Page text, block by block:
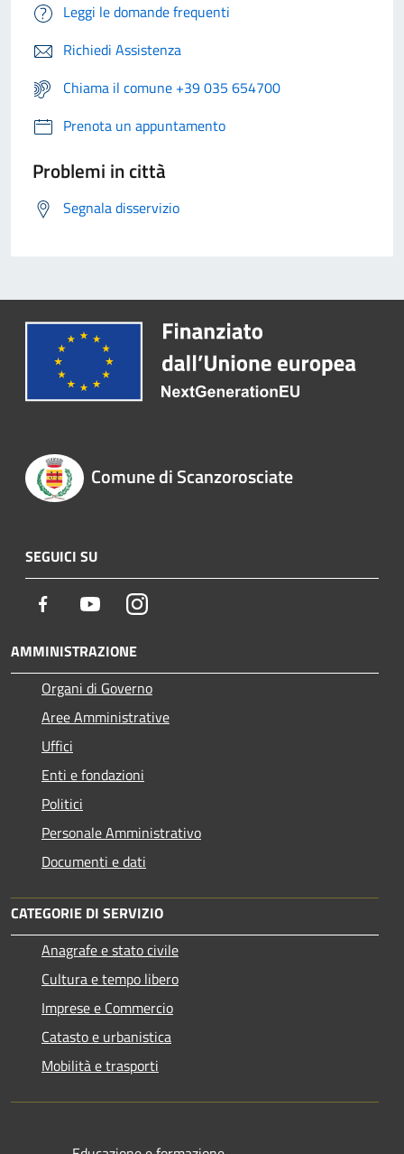
Leggi le domande frequenti
Richiedi Assistenza
Chiama il comune +39 035 654700
Prenota un appuntamento
Problemi in città
Segnala disservizio
Comune di Scanzorosciate
SEGUICI SU
Facebook YoutubeInstagram
AMMINISTRAZIONE
Organi di Governo
Aree Amministrative
Uffici
Enti e fondazioni
Politici
Personale Amministrativo
Documenti e dati
CATEGORIE DI SERVIZIO
Anagrafe e stato civile
Cultura e tempo libero
Imprese e Commercio
Catasto e urbanistica
Mobilità e trasporti